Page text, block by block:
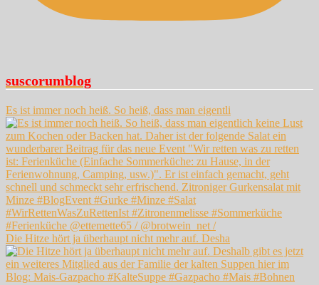
suscorumblog
Es ist immer noch heiß. So heiß, dass man eigentli
Die Hitze hört ja überhaupt nicht mehr auf. Desha